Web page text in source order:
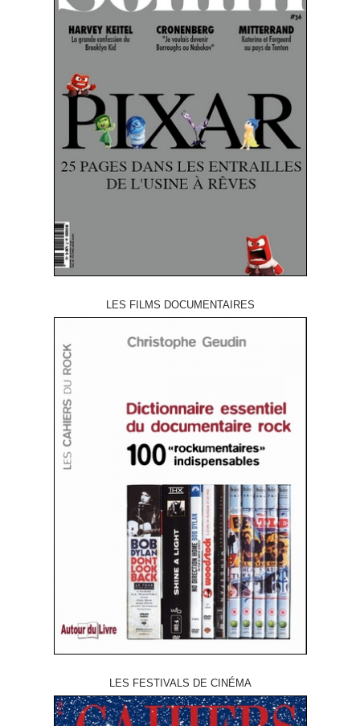
LES FILMS DOCUMENTAIRES
LES FESTIVALS DE CINÉMA